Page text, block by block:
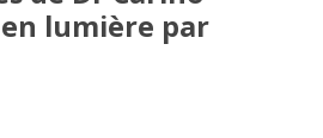
lumière par